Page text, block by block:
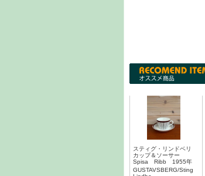
スティグ・リンドベリ
カップ＆ソーサー
Spisa Ribb 1955年
GUSTAVSBERG/Sting